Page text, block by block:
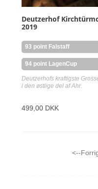
Deutzerhof
2019
93 point Falstaff
94 point LagenCup
Deutzerhofs kraftigste
i den østlige del af Ahr.
499,00 DKK
<--